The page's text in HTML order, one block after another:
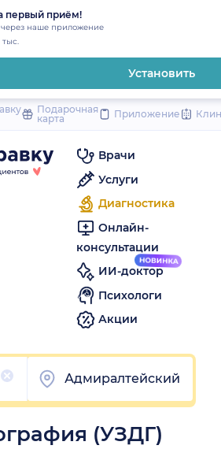
первый приём!
наше приложение
тыс.
Установить
Закрыть
Подарочная
карта
Приложение
Врачи
Услуги
Диагностика
Онлайн-
консультации
ИИ-доктор
Психологи
Акции
Адмиралтейский
(УЗДГ)